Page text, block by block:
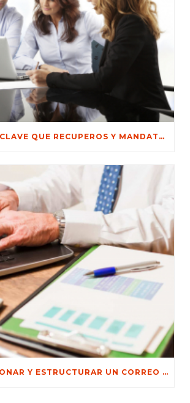
3 SERVICIOS CLAVE QUE RECUPEROS Y MANDATOS TE OFRECE PARA RECUPERAR TU GESTIÓN DE COBRANZA
CÓMO GESTIONAR Y ESTRUCTURAR UN CORREO DE GESTIÓN DE COBROS